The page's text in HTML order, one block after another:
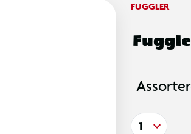
FUGGLER
1